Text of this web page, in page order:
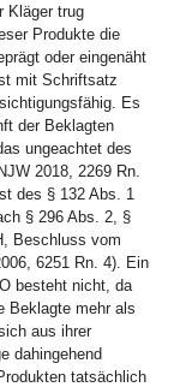
Kläger trug
Produkte die
oder eingenäht
mit Schriftsatz
Es
der Beklagten
ungeachtet des
2018, 2269 Rn.
des § 132 Abs. 1
§ 296 Abs. 2, §
Beschluss vom
6251 Rn. 4). Ein
besteht nicht, da
Beklagte mehr als
aus ihrer
dahingehend
tatsächlich